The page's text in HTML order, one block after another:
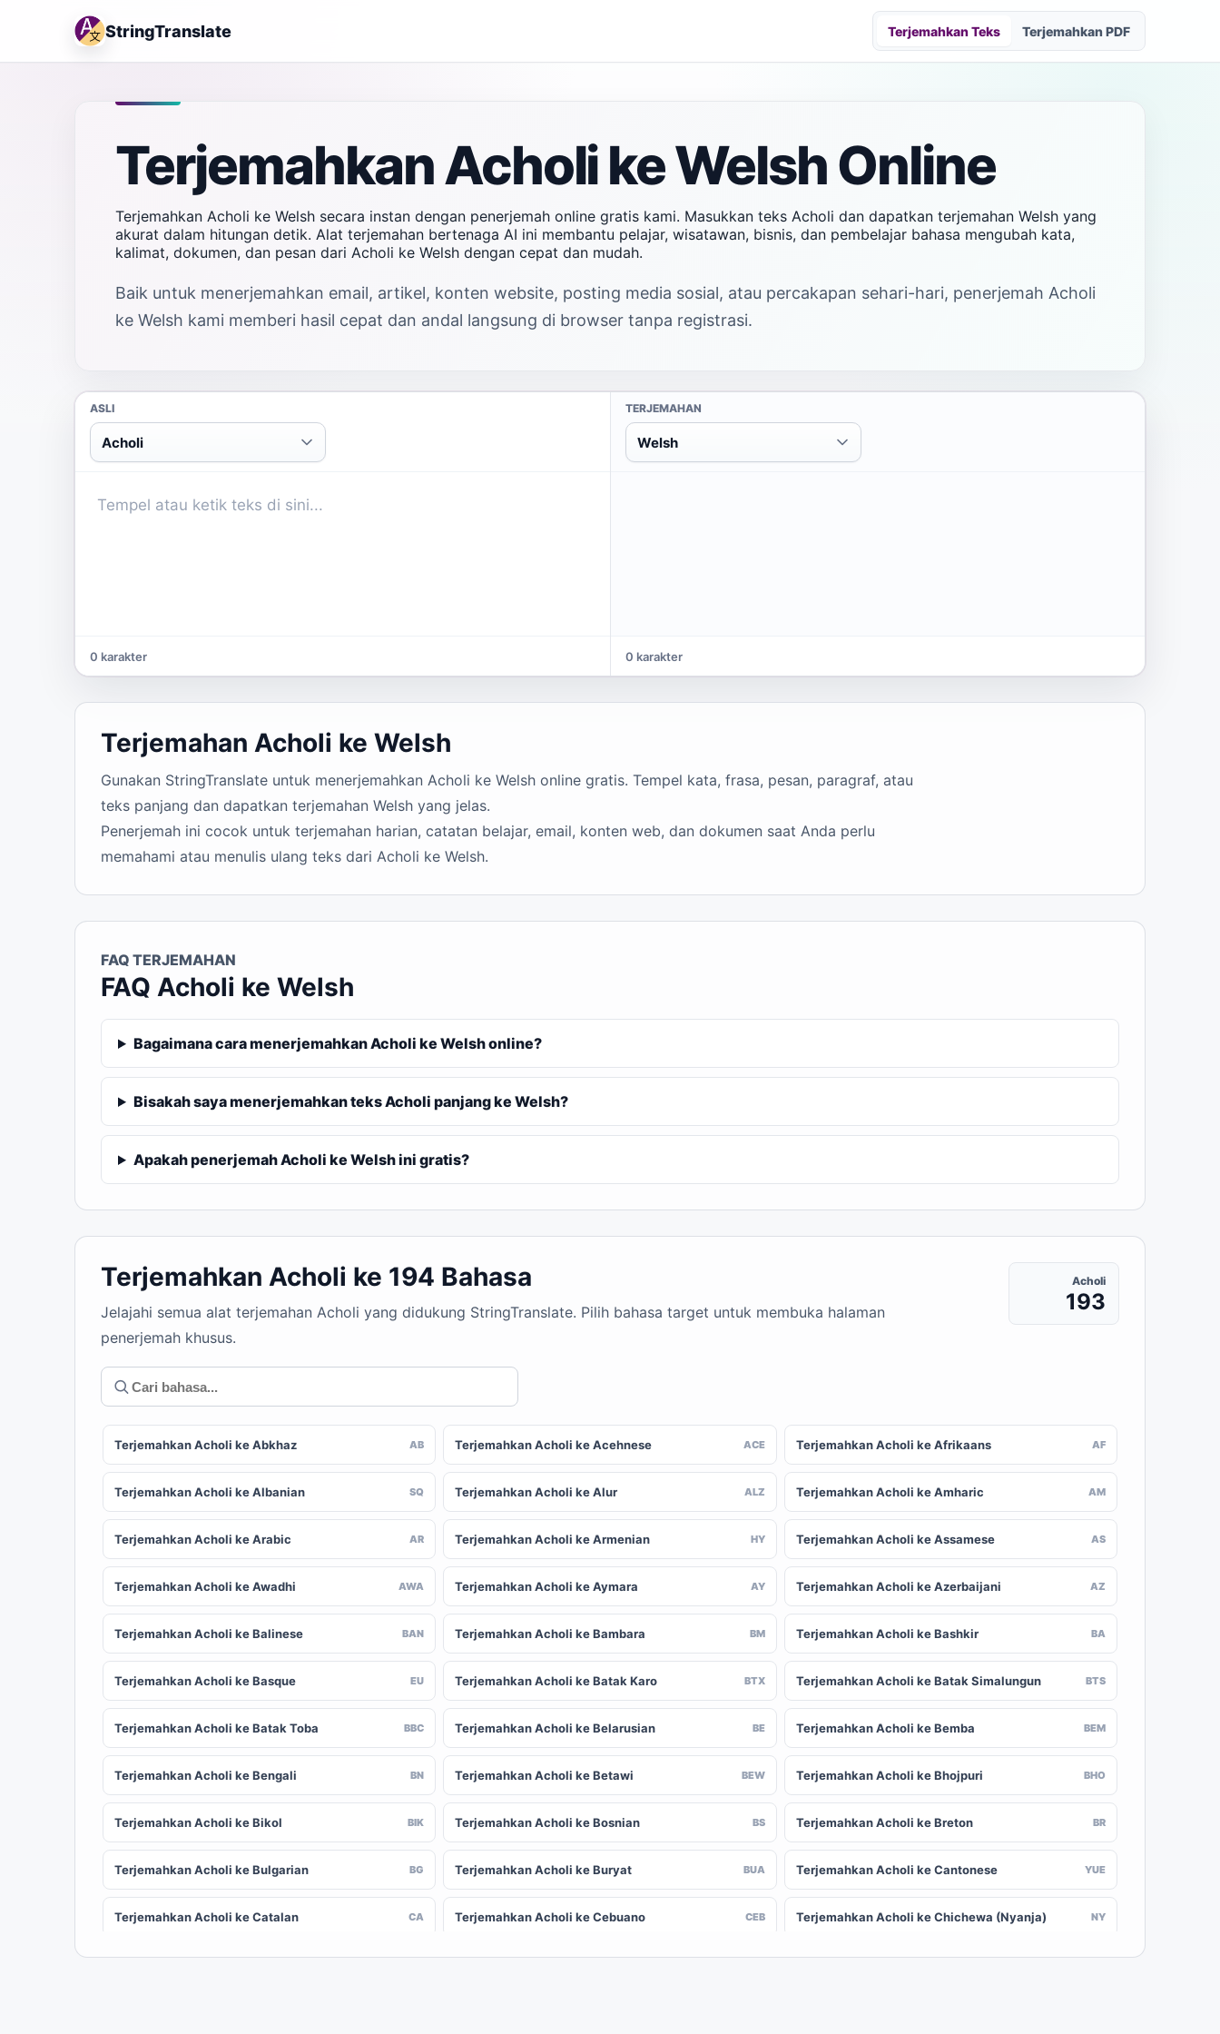
StringTranslate Terjemahkan Teks Terjemahkan PDF
Terjemahkan Acholi ke Welsh Online
Terjemahkan Acholi ke Welsh secara instan dengan penerjemah online gratis kami. Masukkan teks Acholi dan dapatkan terjemahan Welsh yang
akurat dalam hitungan detik. Alat terjemahan bertenaga AI ini membantu pelajar, wisatawan, bisnis, dan pembelajar bahasa mengubah kata,
kalimat, dokumen, dan pesan dari Acholi ke Welsh dengan cepat dan mudah.
Baik untuk menerjemahkan email, artikel, konten website, posting media sosial, atau percakapan sehari-hari, penerjemah Acholi
ke Welsh kami memberi hasil cepat dan andal langsung di browser tanpa registrasi.
ASLI
Acholi
0 karakter
TERJEMAHAN
Welsh
0 karakter
Terjemahan Acholi ke Welsh
Gunakan StringTranslate untuk menerjemahkan Acholi ke Welsh online gratis. Tempel kata, frasa, pesan, paragraf, atau
teks panjang dan dapatkan terjemahan Welsh yang jelas.
Penerjemah ini cocok untuk terjemahan harian, catatan belajar, email, konten web, dan dokumen saat Anda perlu
memahami atau menulis ulang teks dari Acholi ke Welsh.
FAQ TERJEMAHAN
FAQ Acholi ke Welsh
Bagaimana cara menerjemahkan Acholi ke Welsh online?
Bisakah saya menerjemahkan teks Acholi panjang ke Welsh?
Apakah penerjemah Acholi ke Welsh ini gratis?
Terjemahkan Acholi ke 194 Bahasa
Jelajahi semua alat terjemahan Acholi yang didukung StringTranslate. Pilih bahasa target untuk membuka halaman
penerjemah khusus.
Acholi
193
Terjemahkan Acholi ke Abkhaz AB Terjemahkan Acholi ke Acehnese ACE Terjemahkan Acholi ke Afrikaans AF
Terjemahkan Acholi ke Albanian SQ Terjemahkan Acholi ke Alur ALZ Terjemahkan Acholi ke Amharic AM
Terjemahkan Acholi ke Arabic AR Terjemahkan Acholi ke Armenian HY Terjemahkan Acholi ke Assamese AS
Terjemahkan Acholi ke Awadhi AWA Terjemahkan Acholi ke Aymara AY Terjemahkan Acholi ke Azerbaijani AZ
Terjemahkan Acholi ke Balinese BAN Terjemahkan Acholi ke Bambara BM Terjemahkan Acholi ke Bashkir BA
Terjemahkan Acholi ke Basque EU Terjemahkan Acholi ke Batak Karo BTX Terjemahkan Acholi ke Batak Simalungun BTS
Terjemahkan Acholi ke Batak Toba BBC Terjemahkan Acholi ke Belarusian BE Terjemahkan Acholi ke Bemba BEM
Terjemahkan Acholi ke Bengali BN Terjemahkan Acholi ke Betawi BEW Terjemahkan Acholi ke Bhojpuri BHO
Terjemahkan Acholi ke Bikol BIK Terjemahkan Acholi ke Bosnian BS Terjemahkan Acholi ke Breton BR
Terjemahkan Acholi ke Bulgarian BG Terjemahkan Acholi ke Buryat BUA Terjemahkan Acholi ke Cantonese YUE
Terjemahkan Acholi ke Catalan CA Terjemahkan Acholi ke Cebuano CEB Terjemahkan Acholi ke Chichewa (Nyanja) NY